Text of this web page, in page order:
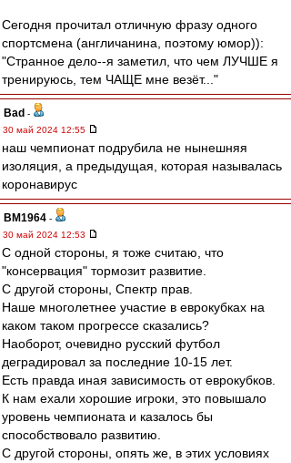
Сегодня прочитал отличную фразу одного
спортсмена (англичанина, поэтому юмор)):
"Странное дело--я заметил, что чем ЛУЧШЕ я
тренируюсь, тем ЧАЩЕ мне везёт..."
Bad -
30 май 2024 12:55
наш чемпионат подрубила не нынешняя
изоляция, а предыдущая, которая называлась
коронавирус
BM1964 -
30 май 2024 12:53
С одной стороны, я тоже считаю, что
"консервация" тормозит развитие.
С другой стороны, Спектр прав.
Наше многолетнее участие в еврокубках на
каком таком прогрессе сказались?
Наоборот, очевидно русский футбол
деградировал за последние 10-15 лет.
Есть правда иная зависимость от еврокубков.
К нам ехали хорошие игроки, это повышало
уровень чемпионата и казалось бы
способствовало развитию.
С другой стороны, опять же, в этих условиях